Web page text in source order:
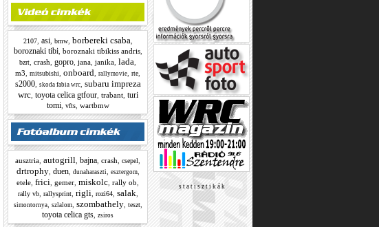
2107, asi, bmw, borbereki csaba
boroznaki tibi, boroznaki tibikiss andris,
bzrt crash gopro jana janika lada
m3
mitsubishi onboard rallymovie rte
s2000, skoda fabia wrc, subaru impreza
wrc, toyota celica gtfour, trabant, turi
tomi, vfts, wartbmw
ausztria autogrill bajna crash csepel
drtrophy, duen, dunaharaszti esztergom,
etele frici gemer miskolc rally ob
rally vb, rallysprint, rigli rozi64, salak
simontornya, szlalom, szombathely, teszt,
toyota celica gts zsiros
s t a t i s z t i k á k